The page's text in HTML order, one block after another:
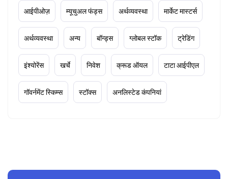
आईपीओज़ म्यूचुअल फंड्स अर्थव्यवस्था मार्केट मास्टर्स
अर्थव्यवस्था अन्य बॉन्ड्स ग्लोबल स्टॉक ट्रेडिंग
इंश्योरेंस खर्चे निवेश क्रूड ऑयल टाटा आईपीएल
गॉवर्नमेंट स्किम्स स्टॉक्स अनलिस्टेड कंपनियां